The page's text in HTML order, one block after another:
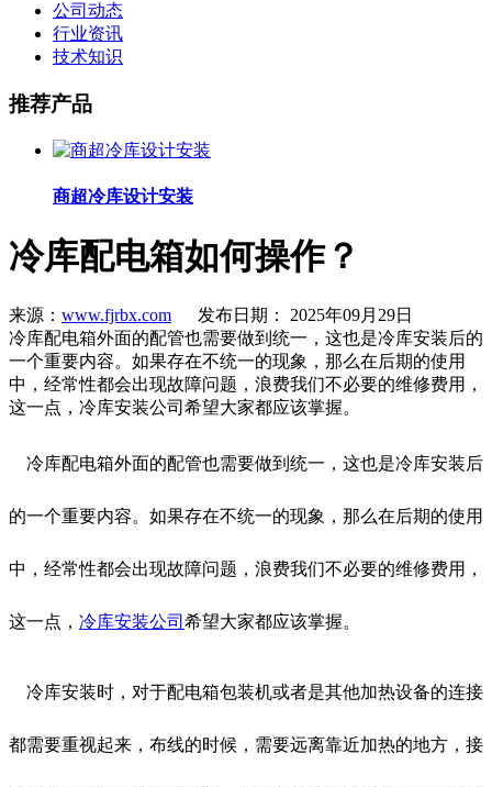
公司动态
行业资讯
技术知识
推荐产品
商超冷库设计安装
冷库配电箱如何操作？
来源： www.fjrbx.com 发布日期： 2025年09月29日
冷库配电箱外面的配管也需要做到统一，这也是冷库安装后的
一个重要内容。如果存在不统一的现象，那么在后期的使用
中，经常性都会出现故障问题，浪费我们不必要的维修费用，
这一点，​冷​库安装公司希望大家都应该掌握。
冷库配电箱外面的配管也需要做到统一，这也是冷库安装后
的一个重要内容。如果存在不统一的现象，那么在后期的使用
中，经常性都会出现故障问题，浪费我们不必要的维修费用，
这一点， 冷库安装公司 希望大家都应该掌握。
冷库安装时，对于配电箱包装机或者是其他加热设备的连接
都需要重视起来，布线的时候，需要远离靠近加热的地方，接